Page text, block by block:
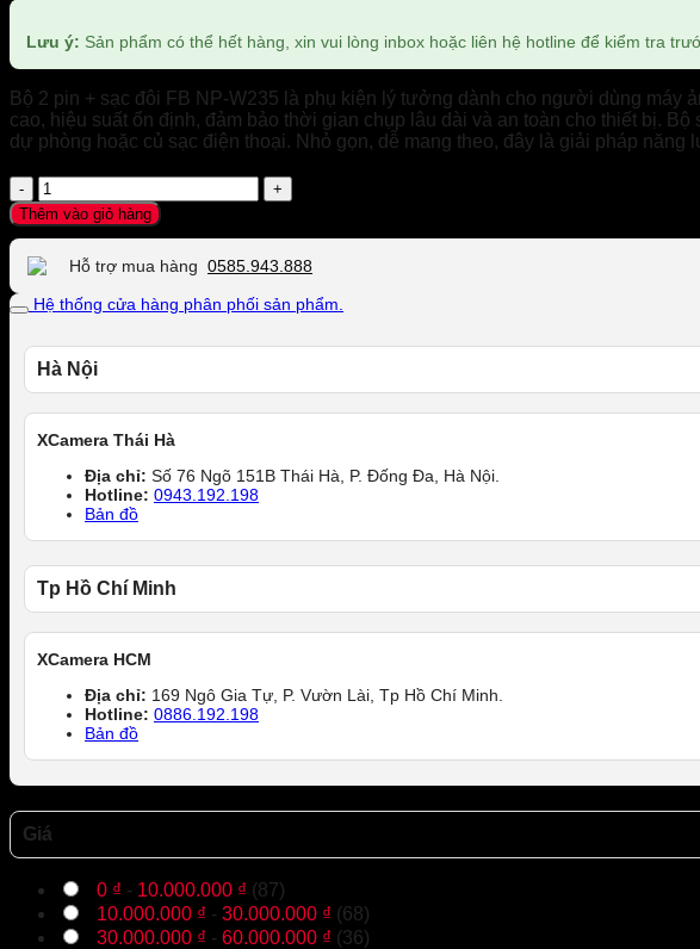
Lưu ý: Sản phẩm có thể hết hàng, xin vui lòng inbox hoặc liên hệ hotline để kiểm tra
Bộ 2 pin + sạc đôi FB NP-W235 là phụ kiện lý tưởng dành cho người dùng
cao, hiệu suất ổn định, đảm bảo thời gian chụp lâu dài và an toàn cho thiết bị.
dự phòng hoặc củ sạc điện thoại. Nhỏ gọn, dễ mang theo, đây là giải pháp
Bộ
2
pin
Sạc
FB
W235
For
lượng
Thêm vào giỏ hàng
Hỗ trợ mua hàng 0585.943.888
Hệ thống cửa hàng phân phối sản phẩm.
Hà Nội
XCamera Thái Hà
Địa chỉ: Số 76 Ngõ 151B Thái Hà, P. Đống Đa, Hà Nội.
Hotline: 0943.192.198
Bản đồ
Tp Hồ Chí Minh
XCamera HCM
Địa chỉ: 169 Ngô Gia Tự, P. Vườn Lài, Tp Hồ Chí Minh.
Hotline: 0886.192.198
Bản đồ
Giá
0 ₫ - 10.000.000 ₫ (87)
10.000.000 ₫ - 30.000.000 ₫ (68)
30.000.000 ₫ - 60.000.000 ₫ (36)